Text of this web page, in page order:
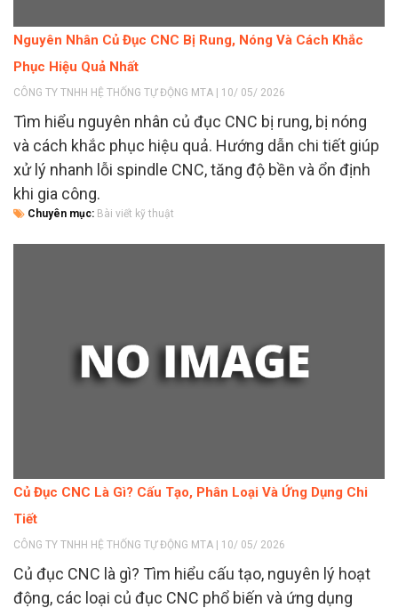
Nguyên Nhân Củ Đục CNC Bị Rung, Nóng Và Cách Khắc
Phục Hiệu Quả Nhất
CÔNG TY TNHH HỆ THỐNG TỰ ĐỘNG MTA | 10/ 05/ 2026
Tìm hiểu nguyên nhân củ đục CNC bị rung, bị nóng
và cách khắc phục hiệu quả. Hướng dẫn chi tiết giúp
xử lý nhanh lỗi spindle CNC, tăng độ bền và ổn định
khi gia công.
Chuyên mục: Bài viết kỹ thuật
Củ Đục CNC Là Gì? Cấu Tạo, Phân Loại Và Ứng Dụng Chi
Tiết
CÔNG TY TNHH HỆ THỐNG TỰ ĐỘNG MTA | 10/ 05/ 2026
Củ đục CNC là gì? Tìm hiểu cấu tạo, nguyên lý hoạt
động, các loại củ đục CNC phổ biến và ứng dụng